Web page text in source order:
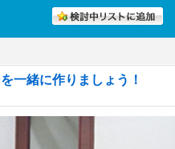
一緒に作りましょう！